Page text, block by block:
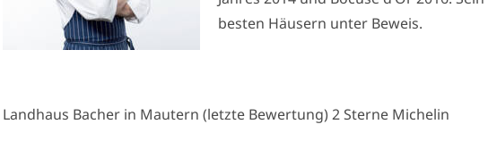
besten Häusern unter Beweis.
Landhaus Bacher in Mautern (letzte Bewertung) 2 Sterne Michelin